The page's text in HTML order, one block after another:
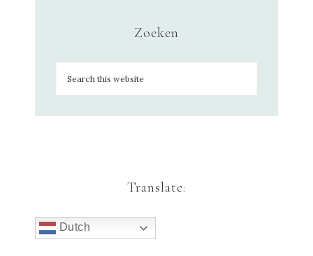
Zoeken
Translate:
Dutch